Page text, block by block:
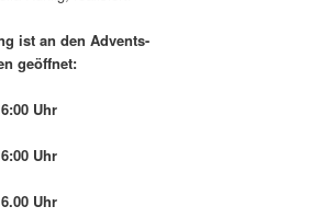
ist an den Advents-
geöffnet:
Uhr
Uhr
Uhr